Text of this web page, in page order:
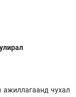
чухал